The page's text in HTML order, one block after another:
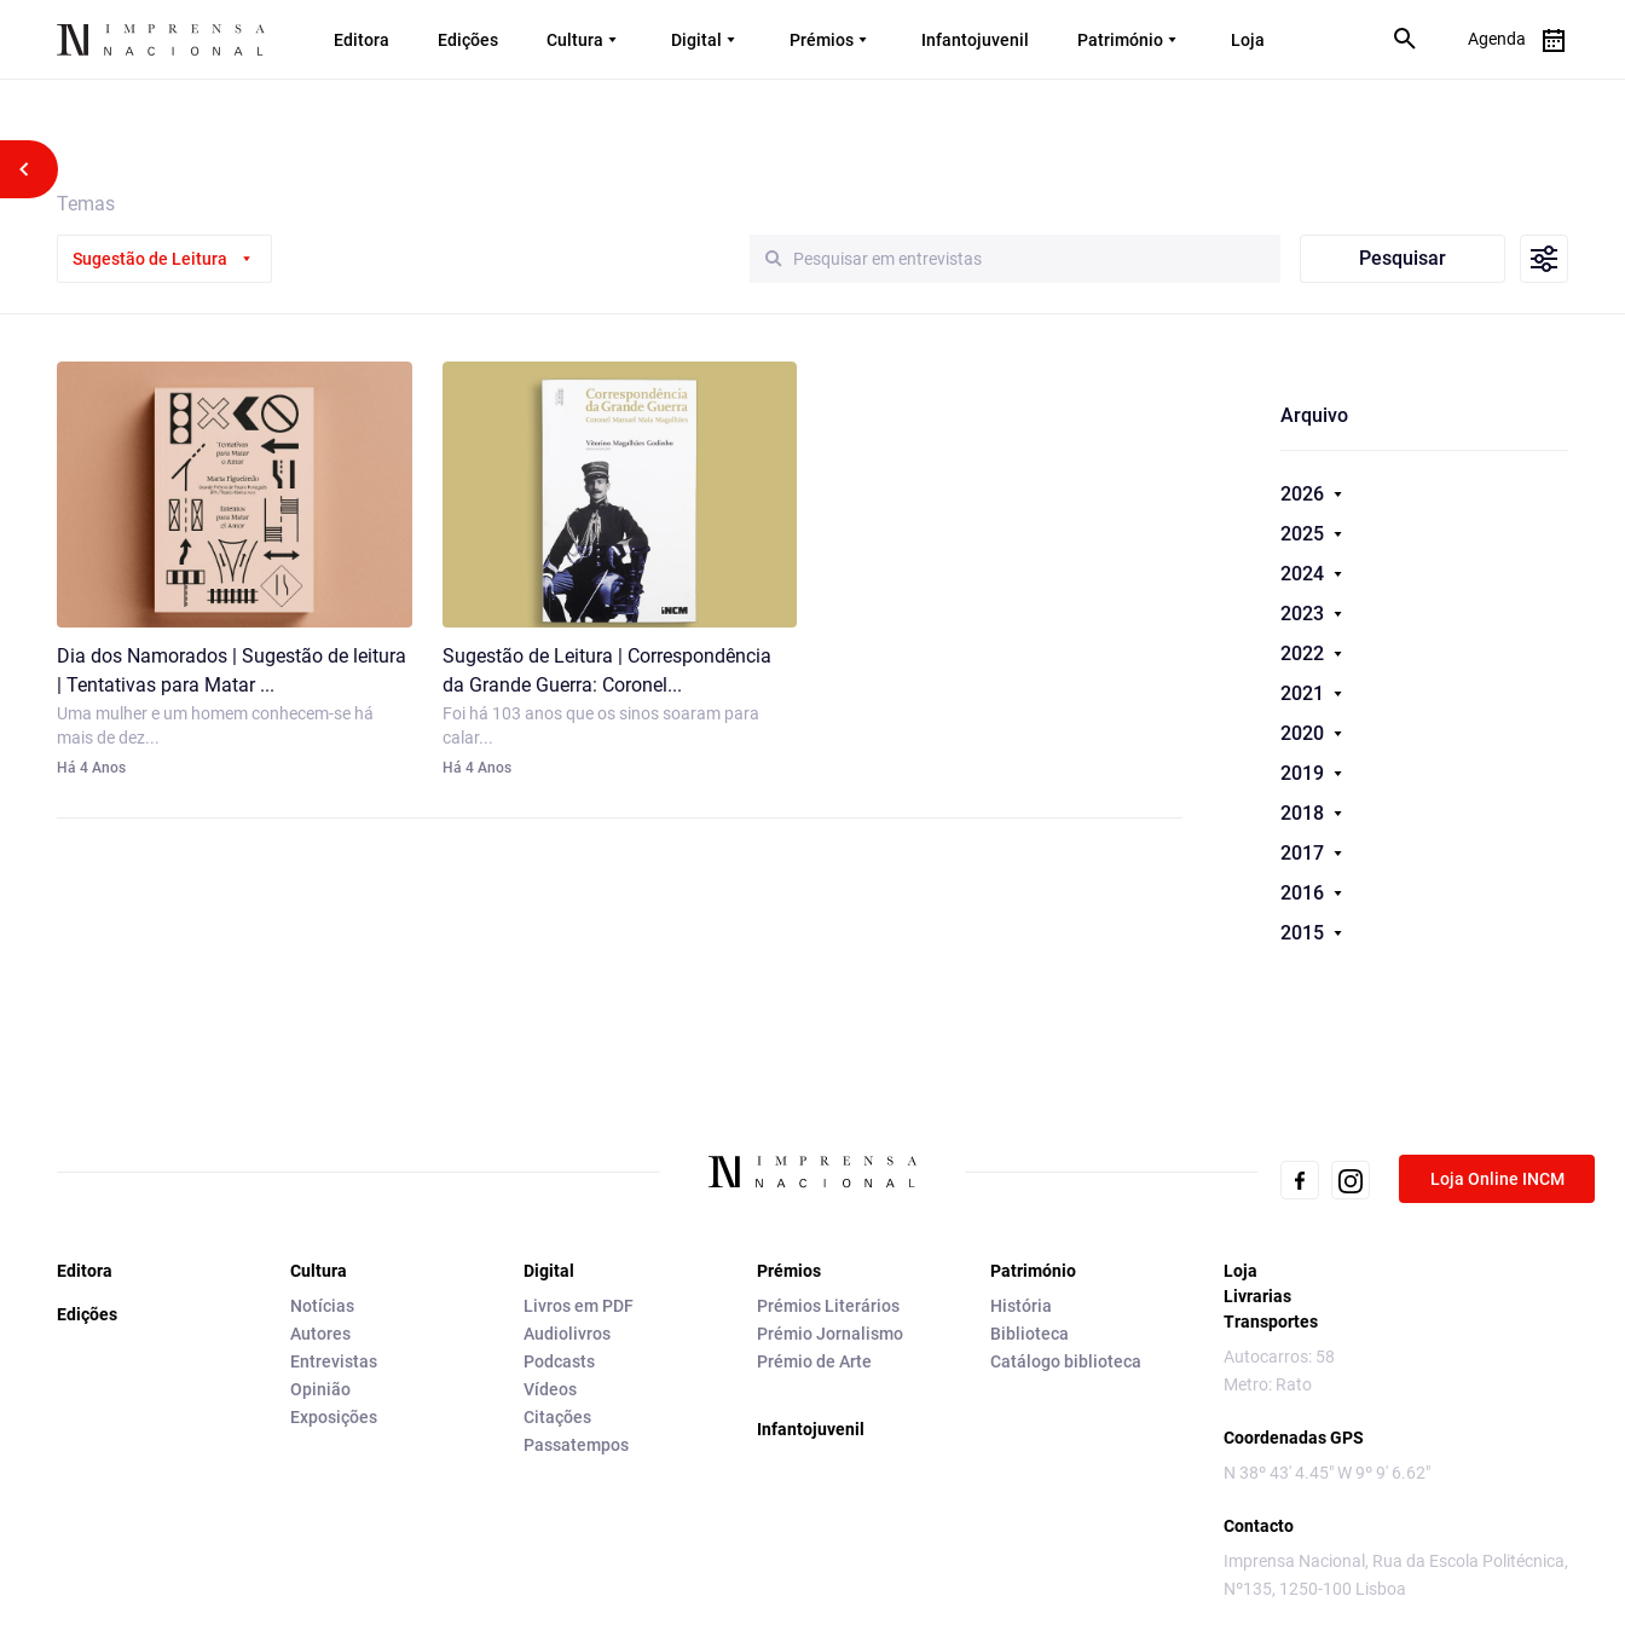
Editora Edições Cultura Digital Prémios Infantojuvenil Património Loja Agenda
Voltar atrás
Temas
Sugestão de Leitura Pesquisar
Dia dos Namorados | Sugestão de leitura
| Tentativas para Matar ...
Uma mulher e um homem conhecem-se há
mais de dez...
Há 4 Anos
Sugestão de Leitura | Correspondência
da Grande Guerra: Coronel...
Foi há 103 anos que os sinos soaram para
calar...
Há 4 Anos
Arquivo
2026
2025
2024
2023
2022
2021
2020
2019
2018
2017
2016
2015
Loja Online INCM
Editora
Edições
Cultura
Notícias
Autores
Entrevistas
Opinião
Exposições
Digital
Livros em PDF
Audiolivros
Podcasts
Vídeos
Citações
Passatempos
Prémios
Prémios Literários
Prémio Jornalismo
Prémio de Arte
Infantojuvenil
Património
História
Biblioteca
Catálogo biblioteca
Loja
Livrarias
Transportes
Autocarros: 58
Metro: Rato
Coordenadas GPS
N 38º 43' 4.45" W 9º 9' 6.62"
Contacto
Imprensa Nacional, Rua da Escola Politécnica,
Nº135, 1250-100 Lisboa